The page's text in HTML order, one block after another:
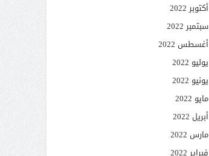
أكتوبر 2022
سبتمبر 2022
أغسطس 2022
يوليو 2022
يونيو 2022
مايو 2022
أبريل 2022
مارس 2022
فبراير 2022